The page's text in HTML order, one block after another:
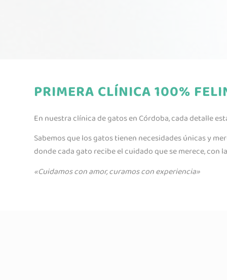
PRIMERA CLÍNICA 100%
En nuestra clínica de gatos en Córdoba, cada detalle
Sabemos que los gatos tienen necesidades únicas y
donde cada gato recibe el cuidado que se merece,
«Cuidamos con amor, curamos con experiencia»